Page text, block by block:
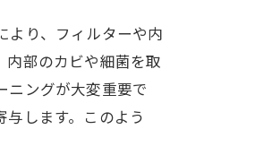
より、フィルターや内
部のカビや細菌を取
ニングが大変重要で
します。このよう